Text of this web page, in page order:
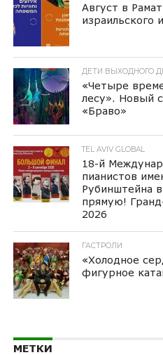
Август в
израильского
ДЕТИ ВЫХОДНОГО
«Четыре
лесу». Новый
«Браво»
TEL AVIV GLOBAL
18-й
пианистов
Рубинштейна
прямую!
2026
ГАСТРОЛИ
«Холодное
фигурное
МЕТКИ